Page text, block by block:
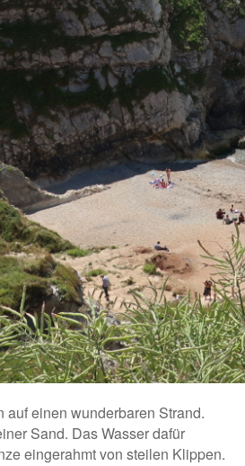
auf einen wunderbaren Strand.
Sand. Das Wasser dafür
eingerahmt von steilen Klippen.